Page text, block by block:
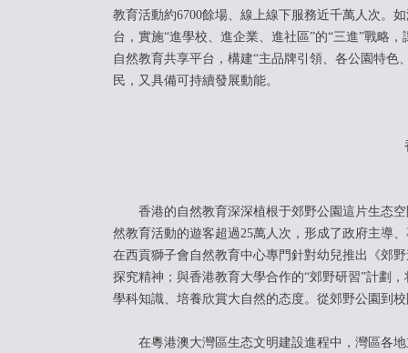
教育活動約6700餘場、線上線下服務近千萬人次。
台，實施“進學校、進企業、進社區”的“三進”戰略
自然教育共享平台，構建“主品牌引領、各公園特
民，又具備可持續發展動能。
香港的自然教育深深植根于郊野公園這片生态
然教育活動的遊客超過25萬人次，形成了政府主導
在西貢獅子會自然教育中心專門針對幼兒推出《郊
探究精神；與香港教育大學合作的“郊野研習”計劃
學科知識、培養欣賞大自然的态度。從郊野公園到
在粵港澳大灣區生态文明建設進程中，灣區各地